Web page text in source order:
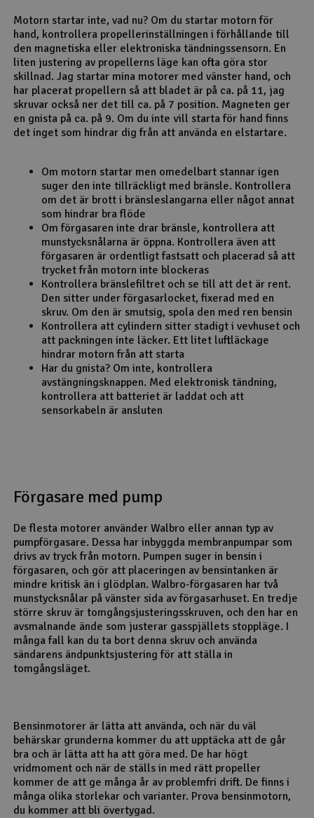
Motorn startar inte, vad nu? Om du startar motorn för
hand, kontrollera propellerinställningen i förhållande till
den magnetiska eller elektroniska tändningssensorn. En
liten justering av propellerns läge kan ofta göra stor
skillnad. Jag startar mina motorer med vänster hand, och
har placerat propellern så att bladet är på ca. på 11, jag
skruvar också ner det till ca. på 7 position. Magneten ger
en gnista på ca. på 9. Om du inte vill starta för hand finns
det inget som hindrar dig från att använda en elstartare.
Om motorn startar men omedelbart stannar igen
suger den inte tillräckligt med bränsle. Kontrollera
om det är brott i bränsleslangarna eller något annat
som hindrar bra flöde
Om förgasaren inte drar bränsle, kontrollera att
munstycksnålarna är öppna. Kontrollera även att
förgasaren är ordentligt fastsatt och placerad så att
trycket från motorn inte blockeras
Kontrollera bränslefiltret och se till att det är rent.
Den sitter under förgasarlocket, fixerad med en
skruv. Om den är smutsig, spola den med ren bensin
Kontrollera att cylindern sitter stadigt i vevhuset och
att packningen inte läcker. Ett litet luftläckage
hindrar motorn från att starta
Har du gnista? Om inte, kontrollera
avstängningsknappen. Med elektronisk tändning,
kontrollera att batteriet är laddat och att
sensorkabeln är ansluten
Förgasare med pump
De flesta motorer använder Walbro eller annan typ av
pumpförgasare. Dessa har inbyggda membranpumpar som
drivs av tryck från motorn. Pumpen suger in bensin i
förgasaren, och gör att placeringen av bensintanken är
mindre kritisk än i glödplan. Walbro-förgasaren har två
munstycksnålar på vänster sida av förgasarhuset. En tredje
större skruv är tomgångsjusteringsskruven, och den har en
avsmalnande ände som justerar gasspjällets stoppläge. I
många fall kan du ta bort denna skruv och använda
sändarens ändpunktsjustering för att ställa in
tomgångsläget.
Bensinmotorer är lätta att använda, och när du väl
behärskar grunderna kommer du att upptäcka att de går
bra och är lätta att ha att göra med. De har högt
vridmoment och när de ställs in med rätt propeller
kommer de att ge många år av problemfri drift. De finns i
många olika storlekar och varianter. Prova bensinmotorn,
du kommer att bli övertygad.